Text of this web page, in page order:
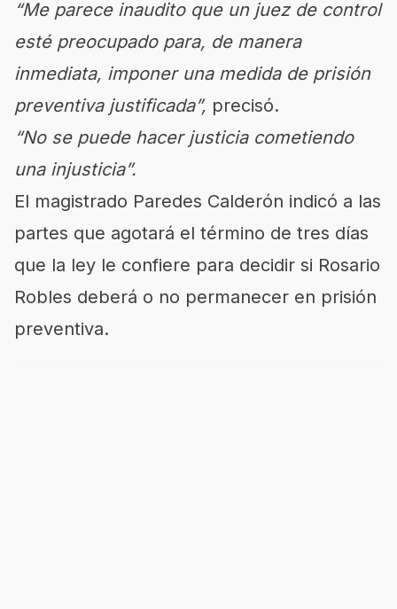
“Me parece inaudito que un juez de control
esté preocupado para, de manera
inmediata, imponer una medida de prisión
preventiva justificada”, precisó.
“No se puede hacer justicia cometiendo
una injusticia”.
El magistrado Paredes Calderón indicó a las
partes que agotará el término de tres días
que la ley le confiere para decidir si Rosario
Robles deberá o no permanecer en prisión
preventiva.